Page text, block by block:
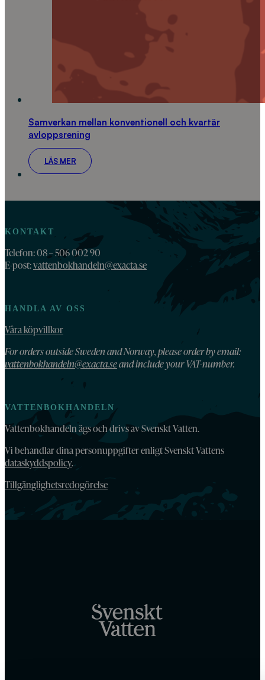
Samverkan mellan konventionell och kvartär
avloppsrening
LÄS MER
KONTAKT
Telefon: 08 – 506 002 90
E-post:vattenbokhandeln@exacta.se
HANDLA AV OSS
Våra köpvillkor
For orders outside Sweden and Norway, please order by email:
vattenbokhandeln@exacta.seand include your VAT-number.
VATTENBOKHANDELN
Vattenbokhandeln ägs och drivs av Svenskt Vatten.
Vi behandlar dina personuppgifter enligt Svenskt Vattens
dataskyddspolicy.
Tillgänglighetsredogörelse